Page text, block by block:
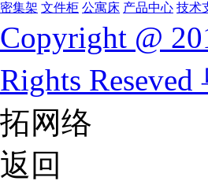
密集架 文件柜 公寓床 产品中心 技术
Copyright @
Rights Reseved
拓网络
返回